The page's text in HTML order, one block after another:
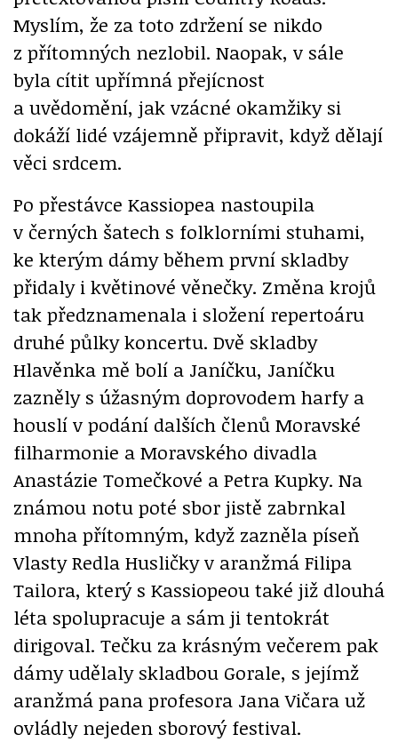
Myslím, že za toto zdržení se nikdo
z přítomných nezlobil. Naopak, v sále
byla cítit upřímná přejícnost
a uvědomění, jak vzácné okamžiky si
dokáží lidé vzájemně připravit, když dělají
věci srdcem.
Po přestávce Kassiopea nastoupila
v černých šatech s folklorními stuhami,
ke kterým dámy během první skladby
přidaly i květinové věnečky. Změna krojů
tak předznamenala i složení repertoáru
druhé půlky koncertu. Dvě skladby
Hlavěnka mě bolí a Janíčku, Janíčku
zazněly s úžasným doprovodem harfy a
houslí v podání dalších členů Moravské
filharmonie a Moravského divadla
Anastázie Tomečkové a Petra Kupky. Na
známou notu poté sbor jistě zabrnkal
mnoha přítomným, když zazněla píseň
Vlasty Redla Husličky v aranžmá Filipa
Tailora, který s Kassiopeou také již dlouhá
léta spolupracuje a sám ji tentokrát
dirigoval. Tečku za krásným večerem pak
dámy udělaly skladbou Gorale, s jejímž
aranžmá pana profesora Jana Vičara už
ovládly nejeden sborový festival.